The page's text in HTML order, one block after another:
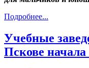
Подробнее...
Учебные
Пскове